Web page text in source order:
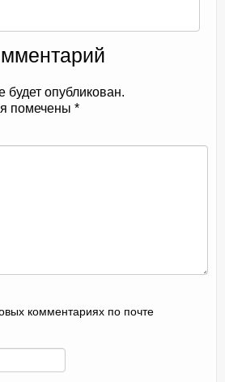
опубликован.
помечены *
комментариях по почте